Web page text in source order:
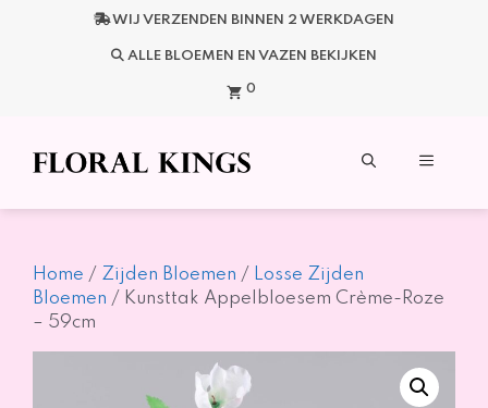
WIJ VERZENDEN BINNEN 2 WERKDAGEN
ALLE BLOEMEN EN VAZEN BEKIJKEN
0
Menu
Home / Zijden Bloemen / Losse Zijden
Bloemen / Kunsttak Appelbloesem Crème-Roze
– 59cm